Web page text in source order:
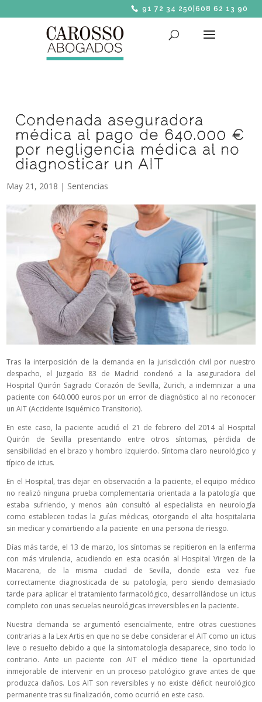
91 72 34 250 608 62 13 90
Condenada aseguradora
médica al pago de 640.000 €
por negligencia médica al no
diagnosticar un AIT
May 21, 2018 | Sentencias
Tras la interposición de la demanda en la jurisdicción civil por nuestro
despacho, el Juzgado 83 de Madrid condenó a la aseguradora del
Hospital Quirón Sagrado Corazón de Sevilla, Zurich, a indemnizar a una
paciente con 640.000 euros por un error de diagnóstico al no reconocer
un AIT (Accidente Isquémico Transitorio).
En este caso, la paciente acudió el 21 de febrero del 2014 al Hospital
Quirón de Sevilla presentando entre otros síntomas, pérdida de
sensibilidad en el brazo y hombro izquierdo. Síntoma claro neurológico y
típico de ictus.
En el Hospital, tras dejar en observación a la paciente, el equipo médico
no realizó ninguna prueba complementaria orientada a la patología que
estaba sufriendo, y menos aún consultó al especialista en neurología
como establecen todas la guías médicas, otorgando el alta hospitalaria
sin medicar y convirtiendo a la paciente en una persona de riesgo.
Días más tarde, el 13 de marzo, los síntomas se repitieron en la enferma
con más virulencia, acudiendo en esta ocasión al Hospital Virgen de la
Macarena, de la misma ciudad de Sevilla, donde esta vez fue
correctamente diagnosticada de su patología, pero siendo demasiado
tarde para aplicar el tratamiento farmacológico, desarrollándose un ictus
completo con unas secuelas neurológicas irreversibles en la paciente.
Nuestra demanda se argumentó esencialmente, entre otras cuestiones
contrarias a la Lex Artis en que no se debe considerar el AIT como un ictus
leve o resuelto debido a que la sintomatología desaparece, sino todo lo
contrario. Ante un paciente con AIT el médico tiene la oportunidad
inmejorable de intervenir en un proceso patológico grave antes de que
produzca daños. Los AIT son reversibles y no existe déficit neurológico
permanente tras su finalización, como ocurrió en este caso.